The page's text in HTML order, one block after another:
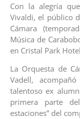
Con la alegría
Vivaldi, el público
Cámara
Música de
en Cristal Park
La Orquesta de
Vadell,
talentoso ex
primera parte
estaciones” del